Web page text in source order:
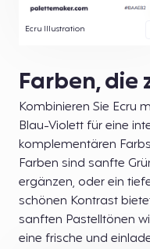
Ecru Illustration
Farben, die
Kombinieren Sie Ecru
Blau-Violett für eine
komplementären
Farben sind sanfte
ergänzen, oder ein
schönen Kontrast
sanften Pastelltönen
eine frische und